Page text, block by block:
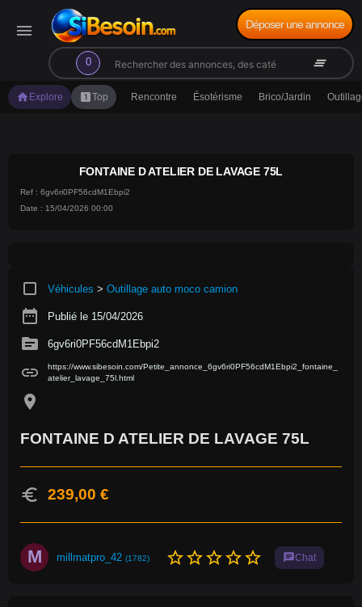
menu
0
search clear_all
Déposer une annonce
home Explore looks_oneTop Rencontre Ésotérisme Brico/Jardin
FONTAINE D ATELIER DE LAVAGE 75L
Ref : 6gv6ri0PF56cdM1Ebpi2
Date : 15/04/2026 00:00
crop_square Véhicules > Outillage auto moco camion
date_range Publié le 15/04/2026
source 6gv6ri0PF56cdM1Ebpi2
link
https://www.sibesoin.com/Petite_annonce_6gv6ri0PF56cdM1Ebpi2_fontaine_
atelier_lavage_75l.html
location_on
FONTAINE D ATELIER DE LAVAGE 75L
euro 239,00 €
M millmatpro_42 (1782) star_borderstar_borderstar_borderstar_borderstar_border chatChat